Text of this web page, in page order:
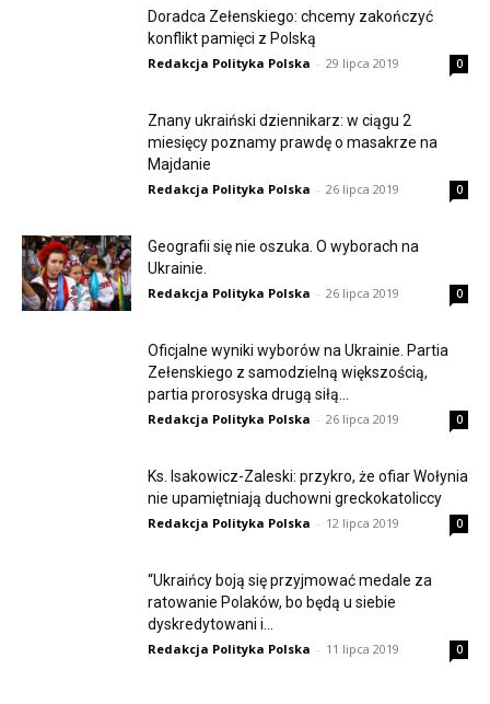
Doradca Zełenskiego: chcemy zakończyć
konflikt pamięci z Polską
Redakcja Polityka Polska - 29 lipca 2019 0
Znany ukraiński dziennikarz: w ciągu 2
miesięcy poznamy prawdę o masakrze na
Majdanie
Redakcja Polityka Polska - 26 lipca 2019 0
Geografii się nie oszuka. O wyborach na
Ukrainie.
Redakcja Polityka Polska - 26 lipca 2019 0
Oficjalne wyniki wyborów na Ukrainie. Partia
Zełenskiego z samodzielną większością,
partia prorosyska drugą siłą...
Redakcja Polityka Polska - 26 lipca 2019 0
Ks. Isakowicz-Zaleski: przykro, że ofiar Wołynia
nie upamiętniają duchowni greckokatoliccy
Redakcja Polityka Polska - 12 lipca 2019 0
“Ukraińcy boją się przyjmować medale za
ratowanie Polaków, bo będą u siebie
dyskredytowani i...
Redakcja Polityka Polska - 11 lipca 2019 0